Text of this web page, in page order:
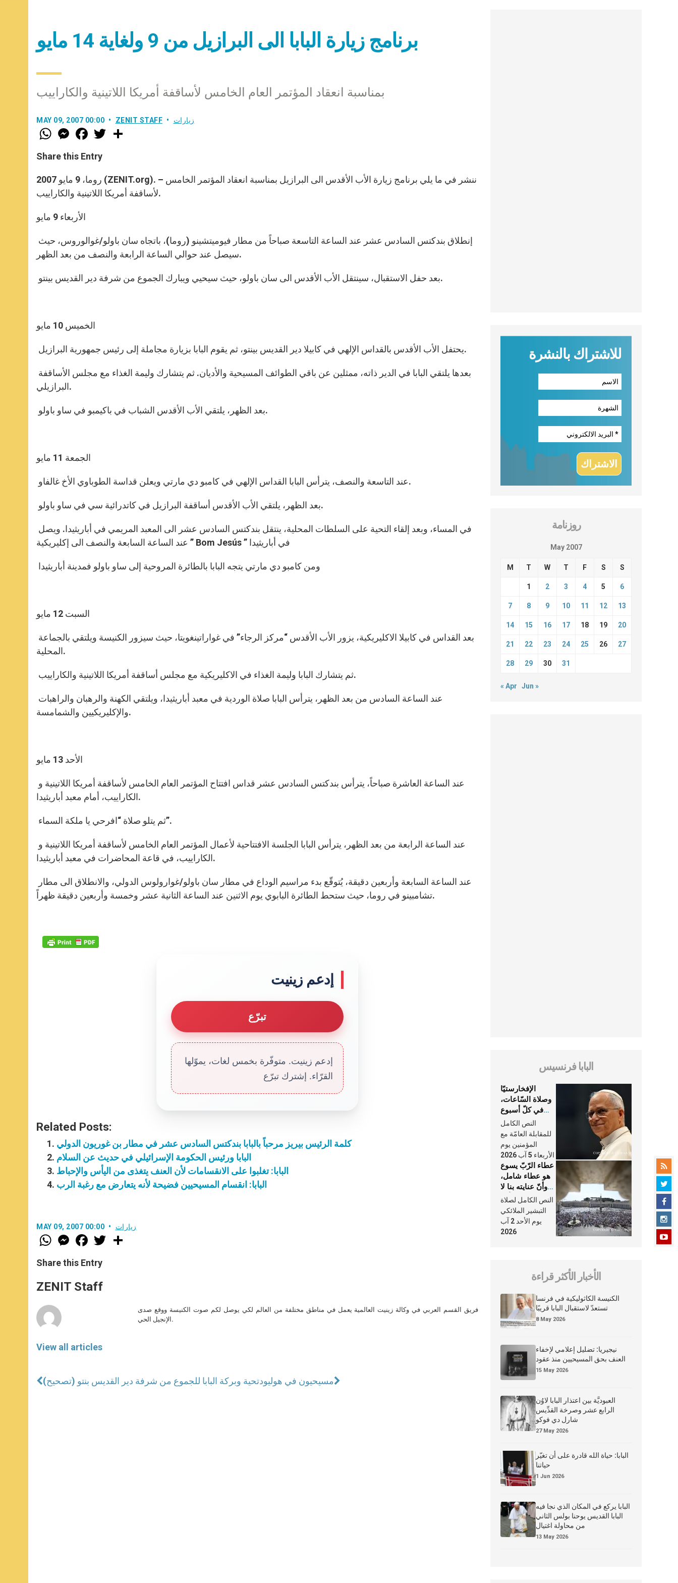
برنامج زيارة البابا الى البرازيل من 9 ولغاية 14 مايو
بمناسبة انعقاد المؤتمر العام الخامس لأساقفة أمريكا اللاتينية والكاراييب
MAY 09, 2007 00:00 ZENIT STAFF زيارات
W
h
t
s
p
p
M
e
s
e
g
e
r
F
a
e
b
o
k
w
r
Share this Entry
روما، 9 مايو 2007 (ZENIT.org). – ننشر في ما يلي برنامج زيارة الأب الأقدس الى البرازيل بمناسبة انعقاد المؤتمر الخامس
لأساقفة أمريكا اللاتينية والكاراييب.
الأربعاء 9 مايو
سيصل عند حوالي الساعة الرابعة والنصف من بعد الظهر.
بعد حفل الاستقبال، سينتقل الأب الأقدس الى سان باولو، حيث سيحيي ويبارك الجموع من شرفة دير القديس بينتو.
الخميس 10 مايو
يحتفل الأب الأقدس بالقداس الإلهي في كابيلا دير القديس بينتو، ثم يقوم البابا بزيارة مجاملة إلى رئيس جمهورية البرازيل.
البرازيلي.
بعد الظهر، يلتقي الأب الأقدس الشباب في باكيمبو في ساو باولو.
الجمعة 11 مايو
عند التاسعة والنصف، يترأس البابا القداس الإلهي في كامبو دي مارتي ويعلن قداسة الطوباوي الأخ غالفاو.
بعد الظهر، يلتقي الأب الأقدس أساقفة البرازيل في كاتدرائية سي في ساو باولو.
عند الساعة السابعة والنصف الى إكليريكية ” Bom Jesús ” في أباريثيدا
ومن كامبو دي مارتي يتجه البابا بالطائرة المروحية إلى ساو باولو فمدينة أباريثيدا
السبت 12 مايو
المحلية.
ثم يتشارك البابا وليمة الغذاء في الاكليريكية مع مجلس أساقفة أمريكا اللاتينية والكاراييب.
والإكليريكيين والشمامسة.
الأحد 13 مايو
الكاراييب، أمام معبد أباريثيدا.
ثم يتلو صلاة “افرحي يا ملكة السماء”.
الكاراييب، في قاعة المحاضرات في معبد أباريثيدا.
تشامبينو في روما، حيث ستحط الطائرة البابوي يوم الاثنين عند الساعة الثانية عشر وخمسة وأربعين دقيقة ظهراً.
إدعم زينيت
تبرّع
إدعم زينيت. متوفّرة بخمس لغات، يموّلها
القرّاء. إشترك تبرّع
Related Posts:
كلمة الرئيس بيريز مرحباً بالبابا بندكتس السادس عشر في مطار بن غوريون الدولي
البابا ورئيس الحكومة الإسرائيلي في حديث عن السلام
البابا: تغلبوا على الانقسامات لأن العنف يتغذى من اليأس والإحباط
البابا: انقسام المسيحيين فضيحة لأنه يتعارض مع رغبة الرب
MAY 09, 2007 00:00 زيارات
W
h
t
s
p
p
M
e
s
e
g
e
F
a
e
b
o
k
w
Share this Entry
ZENIT Staff
View all articles
فريق القسم العربي في وكالة زينيت العالمية يعمل في مناطق مختلفة من العالم لكي يوصل لكم صوت الكنيسة ووقع صدى
الإنجيل الحي.
تحية وبركة البابا للجموع من شرفة دير القديس بنتو (تصحيح)مسيحيون في هوليود
للاشتراك بالنشرة
روزنامة
May 2007
M T W T F S S
1 2 3 4 5 6
7 8 9 10 11 12 13
14 15 16 17 18 19 20
21 22 23 24 25 26 27
28 29 30 31
« Apr Jun »
البابا فرنسيس
الإفخارستيّا
وصلاة السّاعات،
في كلّ أسبوع
وكلّ يوم، هما
النَّفَس في حياة
الكنيسة
النص الكامل
للمقابلة العامّة مع
المؤمنين يوم
الأربعاء 5 آب 2026
عطاء الرّبّ يسوع
هو عطاء شامل،
وأنّ عنايته بنا لا
تغيب عنّا أبدًا
النص الكامل لصلاة
التبشير الملائكي
يوم الأحد 2 آب
2026
الأخبار الأكثر قراءة
الكنيسة الكاثوليكية في فرنسا
تستعدّ لاستقبال البابا قريبًا
8 May 2026
نيجيريا: تضليل إعلامي لإخفاء
العنف بحق المسيحيين منذ عقود
15 May 2026
العبوديَّة بين اعتذار البابا لاوُن
الرابع عشر وصرخة القدِّيس
شارل دي فوكو
27 May 2026
البابا: حياة الله قادرة على أن تغيّر
حياتنا
1 Jun 2026
البابا يركع في المكان الذي نجا فيه
البابا القديس يوحنا بولس الثاني
من محاولة اغتيال
13 May 2026